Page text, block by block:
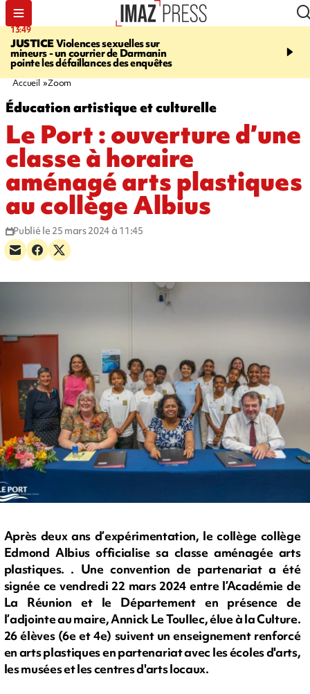
13:49
JUSTICEViolences sexuelles sur
mineurs - un courrier de Darmanin
pointe les défaillances des enquêtes
17:59
Corniche - la route du
Accueil Zoom
Éducation artistique et culturelle
Le Port : ouverture d’une
classe à horaire
aménagé arts plastiques
au collège Albius
Publié le 25 mars 2024 à 11:45
Après deux ans d’expérimentation, le collège collège
Edmond Albius officialise sa classe aménagée arts
plastiques. . Une convention de partenariat a été
signée ce vendredi 22 mars 2024 entre l’Académie de
La Réunion et le Département en présence de
l’adjointe au maire, Annick Le Toullec, élue à la Culture.
26 élèves (6e et 4e) suivent un enseignement renforcé
en arts plastiques en partenariat avec les écoles d'arts,
les musées et les centres d'arts locaux.